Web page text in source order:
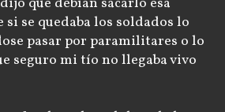
si se quedaba los soldados lo
pasar por paramilitares o lo
seguro mi tío no llegaba vivo